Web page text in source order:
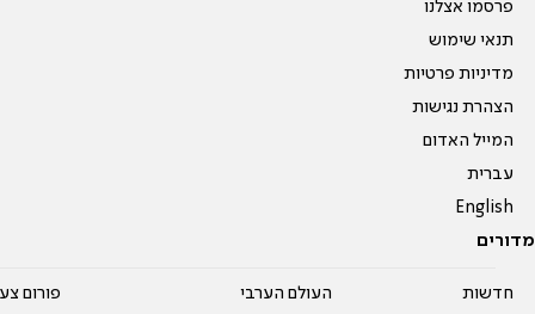
פרסמו אצלנו
תנאי שימוש
מדיניות פרטיות
הצהרת נגישות
המייל האדום
עברית
English
מדורים
חדשות העולם הערבי פורום